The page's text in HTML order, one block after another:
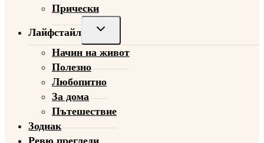
Прически
Лайфстайл
Toggle
menu
Начин на живот
Полезно
Любопитно
За дома
Пътешествие
Зодиак
Ревю прегледи